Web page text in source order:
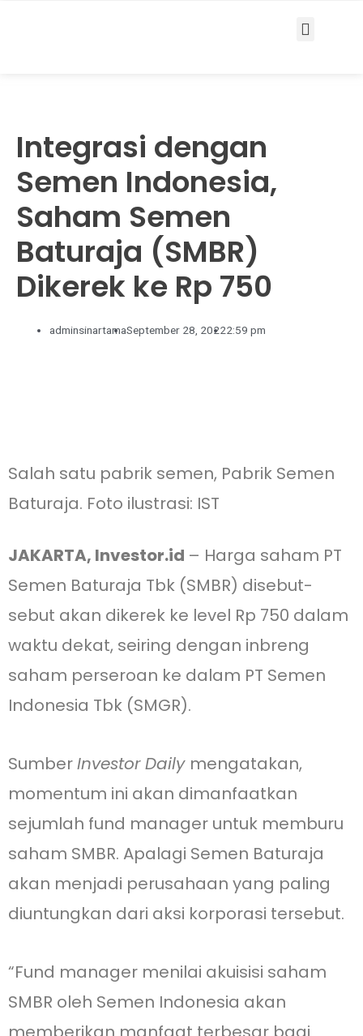
Integrasi dengan
Semen Indonesia,
Saham Semen
Baturaja (SMBR)
Dikerek ke Rp 750
adminsinartamaSeptember 28, 20222:59 pm
Salah satu pabrik semen, Pabrik Semen
Baturaja. Foto ilustrasi: IST
JAKARTA, Investor.id – Harga saham PT
Semen Baturaja Tbk (SMBR) disebut-
sebut akan dikerek ke level Rp 750 dalam
waktu dekat, seiring dengan inbreng
saham perseroan ke dalam PT Semen
Indonesia Tbk (SMGR).
SumberInvestor Daily mengatakan,
momentum ini akan dimanfaatkan
sejumlah fund manager untuk memburu
saham SMBR. Apalagi Semen Baturaja
akan menjadi perusahaan yang paling
diuntungkan dari aksi korporasi tersebut.
“Fund manager menilai akuisisi saham
SMBR oleh Semen Indonesia akan